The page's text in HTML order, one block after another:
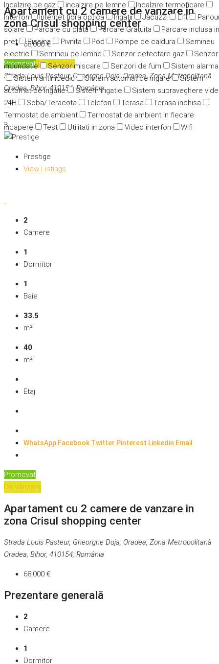
Incalzire pe gaz
incalzire pe lemne
Incalzire termoficare
Interfon
Internet fibra optica Irigatii Jacuzzi Lift
solare
Parcare cu plata Parcare Gratuita
Parcare inclusa in
pret
Piscina Pivnita Pod Pompe de caldura
Semineu
electric
Semineu pe lemne Senzor detectare gaz
Senzor
indundatie
Senzor miscare Senzori de fum
Sistem alarma
Sistem antiincediu
Sistem automat de irigare
Sistem
automat de irigatie
Sistem irigatie
Sistem supraveghere
24H
Soba/Teracota Telefon Terasa
Terasa inchisa
Termostat de ambient
Termostat de ambient in fiecare
incapere
Test Utilitati in zona Video interfon Wifi
Apartament cu 2 camere de vanzare in
zona Crisul shopping center
68,000 €
PromovatDe vânzare
Strada Louis Pasteur, Gheorghe Doja, Oradea, Zona Metropolitană
Oradea, Bihor, 410154, România
3
Prestige
View Listings
2
Camere
1
Dormitor
1
Baie
33.5
m²
40
m²
Etaj
WhatsApp FacebookTwitter Pinterest Linkedin Email
Promovat
De vânzare
Apartament cu 2 camere de vanzare in
zona Crisul shopping center
Strada Louis Pasteur, Gheorghe Doja, Oradea, Zona Metropolitană
Oradea, Bihor, 410154, România
68,000 €
Prezentare generală
2
Camere
1
Dormitor